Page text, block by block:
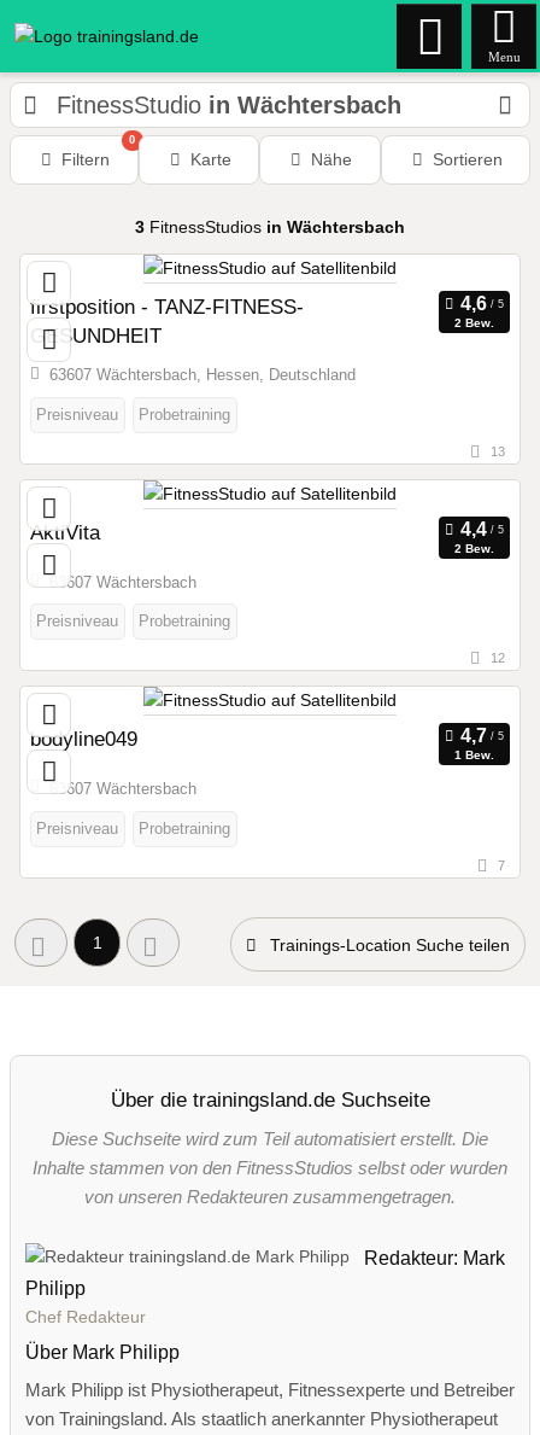
Menu
FitnessStudio in Wächtersbach
Filtern
0
Karte Nähe Sortieren
3 FitnessStudios in Wächtersbach
firstposition - TANZ-FITNESS-
GESUNDHEIT
2 Bew.
63607 Wächtersbach, Hessen, Deutschland
Preisniveau Probetraining
13
AktiVita
2 Bew.
63607 Wächtersbach
Preisniveau Probetraining
12
bodyline049
1 Bew.
63607 Wächtersbach
Preisniveau Probetraining
7
1 Trainings-Location Suche teilen
Über die trainingsland.de Suchseite
Diese Suchseite wird zum Teil automatisiert erstellt. Die
Inhalte stammen von den FitnessStudios selbst oder wurden
von unseren Redakteuren zusammengetragen.
Redakteur: Mark
Philipp
Chef Redakteur
Über Mark Philipp
Mark Philipp ist Physiotherapeut, Fitnessexperte und Betreiber
von Trainingsland. Als staatlich anerkannter Physiotherapeut